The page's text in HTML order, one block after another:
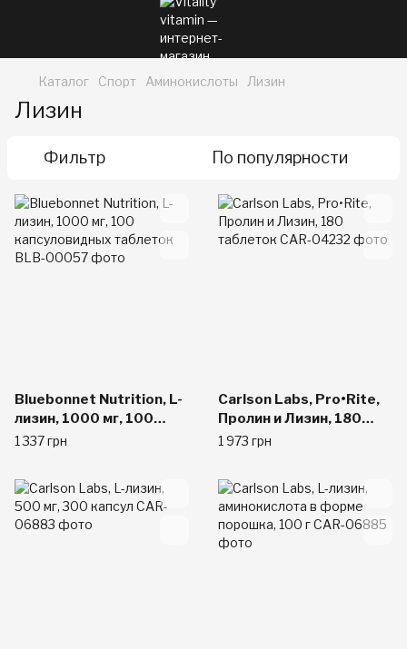
Каталог Спорт Аминокислоты Лизин
Лизин
Фильтр По популярности
Bluebonnet Nutrition, L-
лизин, 1000 мг, 100
капсуловидных
1 337 грн
Carlson Labs, Pro•Rite,
Пролин и Лизин, 180
таблеток
1 973 грн